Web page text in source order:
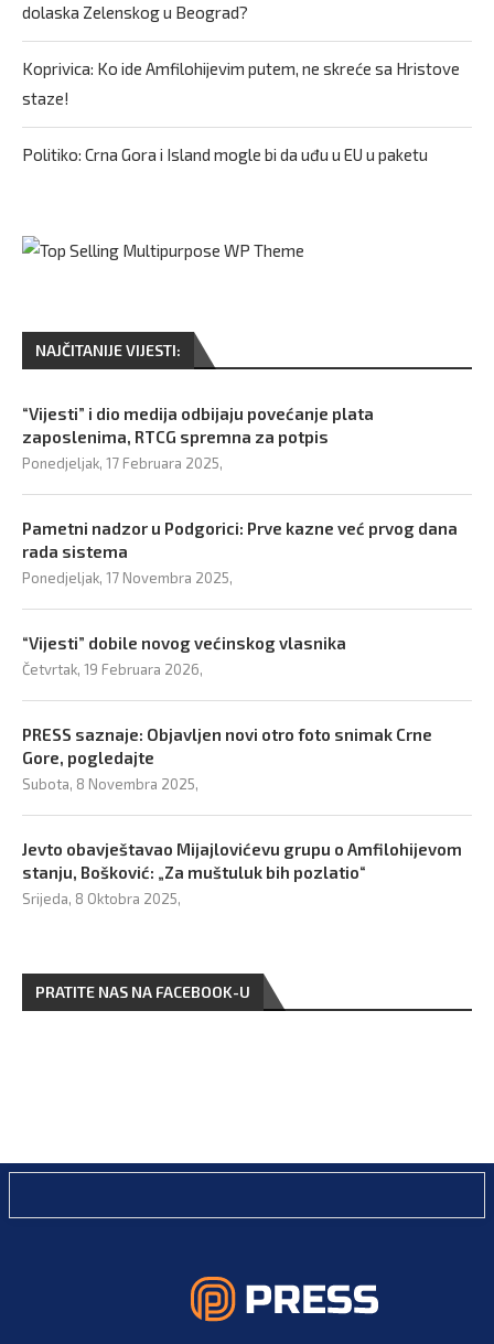
dolaska Zelenskog u Beograd?
Koprivica: Ko ide Amfilohijevim putem, ne skreće sa Hristove
staze!
Politiko: Crna Gora i Island mogle bi da uđu u EU u paketu
NAJČITANIJE VIJESTI:
“Vijesti” i dio medija odbijaju povećanje plata
zaposlenima, RTCG spremna za potpis
Ponedjeljak, 17 Februara 2025,
Pametni nadzor u Podgorici: Prve kazne već prvog dana
rada sistema
Ponedjeljak, 17 Novembra 2025,
“Vijesti” dobile novog većinskog vlasnika
Četvrtak, 19 Februara 2026,
PRESS saznaje: Objavljen novi otro foto snimak Crne
Gore, pogledajte
Subota, 8 Novembra 2025,
Jevto obavještavao Mijajlovićevu grupu o Amfilohijevom
stanju, Bošković: „Za muštuluk bih pozlatio“
Srijeda, 8 Oktobra 2025,
PRATITE NAS NA FACEBOOK-U